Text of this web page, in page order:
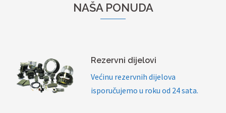
NAŠA PONUDA
Rezervni dijelovi
Većinu rezervnih dijelova
isporučujemo u roku od 24 sata.